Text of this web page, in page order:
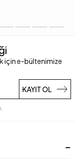
için e-bültenimize
KAYIT OL